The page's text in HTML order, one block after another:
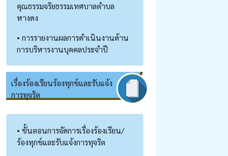
คุณธรรมจริยธรรมเทศบาลตำบล
หางดง
• การรายงานผลการดำเนินงานด้าน
การบริหารงานบุคคลประจำปี
เรื่องร้องเรียนร้องทุกข์และรับแจ้ง
การทุจริต
• ขั้นตอนการจัดการเรื่องร้องเรียน/
ร้องทุกข์และรับแจ้งการทุจริต